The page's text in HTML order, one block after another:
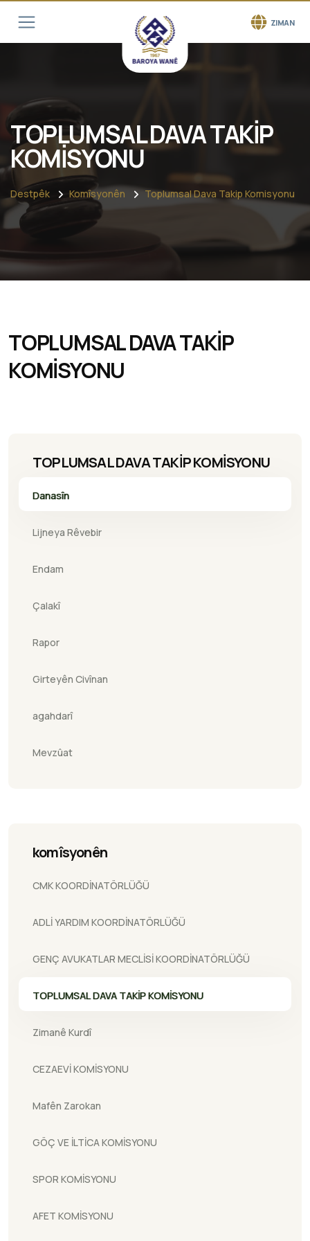
ZIMAN
TOPLUMSAL DAVA TAKİP
KOMİSYONU
Destpêk Komîsyonên Toplumsal Dava Takip Komisyonu
TOPLUMSAL DAVA TAKİP
KOMİSYONU
TOPLUMSAL DAVA TAKİP KOMİSYONU
Danasîn
Lijneya Rêvebir
Endam
Çalakî
Rapor
Girteyên Civînan
agahdarî
Mevzûat
komîsyonên
CMK KOORDİNATÖRLÜĞÜ
ADLİ YARDIM KOORDİNATÖRLÜĞÜ
GENÇ AVUKATLAR MECLİSİ KOORDİNATÖRLÜĞÜ
TOPLUMSAL DAVA TAKİP KOMİSYONU
Zimanê Kurdî
CEZAEVİ KOMİSYONU
Mafên Zarokan
GÖÇ VE İLTİCA KOMİSYONU
SPOR KOMİSYONU
AFET KOMİSYONU